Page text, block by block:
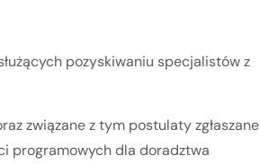
pozyskiwaniu specjalistów z
związane z tym postulaty zgłaszane
programowych dla doradztwa